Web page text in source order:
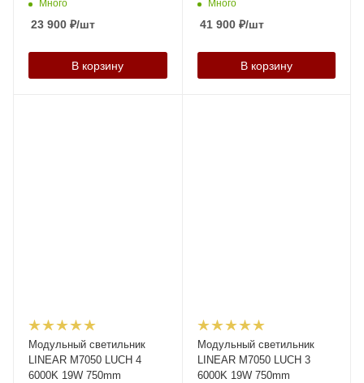
Много
23 900 ₽/шт
В корзину
Много
41 900₽/шт
В корзину
Модульный светильник
LINEAR M7050 LUCH 4
6000K 19W 750mm
Модульный светильник
LINEAR M7050 LUCH 3
6000K 19W 750mm